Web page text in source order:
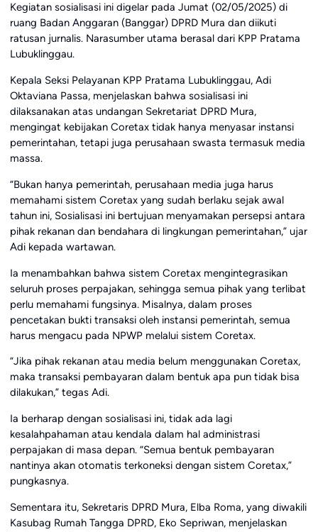
Kegiatan sosialisasi ini digelar pada Jumat (02/05/2025) di
ruang Badan Anggaran (Banggar) DPRD Mura dan diikuti
ratusan jurnalis. Narasumber utama berasal dari KPP Pratama
Lubuklinggau.
Kepala Seksi Pelayanan KPP Pratama Lubuklinggau, Adi
Oktaviana Passa, menjelaskan bahwa sosialisasi ini
dilaksanakan atas undangan Sekretariat DPRD Mura,
mengingat kebijakan Coretax tidak hanya menyasar instansi
pemerintahan, tetapi juga perusahaan swasta termasuk media
massa.
“Bukan hanya pemerintah, perusahaan media juga harus
memahami sistem Coretax yang sudah berlaku sejak awal
tahun ini, Sosialisasi ini bertujuan menyamakan persepsi antara
pihak rekanan dan bendahara di lingkungan pemerintahan,” ujar
Adi kepada wartawan.
Ia menambahkan bahwa sistem Coretax mengintegrasikan
seluruh proses perpajakan, sehingga semua pihak yang terlibat
perlu memahami fungsinya. Misalnya, dalam proses
pencetakan bukti transaksi oleh instansi pemerintah, semua
harus mengacu pada NPWP melalui sistem Coretax.
“Jika pihak rekanan atau media belum menggunakan Coretax,
maka transaksi pembayaran dalam bentuk apa pun tidak bisa
dilakukan,” tegas Adi.
Ia berharap dengan sosialisasi ini, tidak ada lagi
kesalahpahaman atau kendala dalam hal administrasi
perpajakan di masa depan. “Semua bentuk pembayaran
nantinya akan otomatis terkoneksi dengan sistem Coretax,”
pungkasnya.
Sementara itu, Sekretaris DPRD Mura, Elba Roma, yang diwakili
Kasubag Rumah Tangga DPRD, Eko Sepriwan, menjelaskan